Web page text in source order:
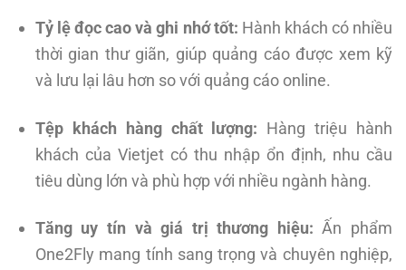
Tỷ lệ đọc cao và ghi nhớ tốt: Hành khách có nhiều
thời gian thư giãn, giúp quảng cáo được xem kỹ
và lưu lại lâu hơn so với quảng cáo online.
Tệp khách hàng chất lượng: Hàng triệu hành
khách của Vietjet có thu nhập ổn định, nhu cầu
tiêu dùng lớn và phù hợp với nhiều ngành hàng.
Tăng uy tín và giá trị thương hiệu: Ấn phẩm
One2Fly mang tính sang trọng và chuyên nghiệp,